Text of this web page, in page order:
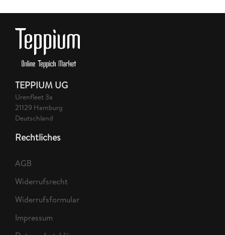
TEPPIUM UG
Urenfleet 3a
21129 Hamburg
Deutschland
Rechtliches
AGB
Widerrufsrecht
Widerrufsformular
Impressum